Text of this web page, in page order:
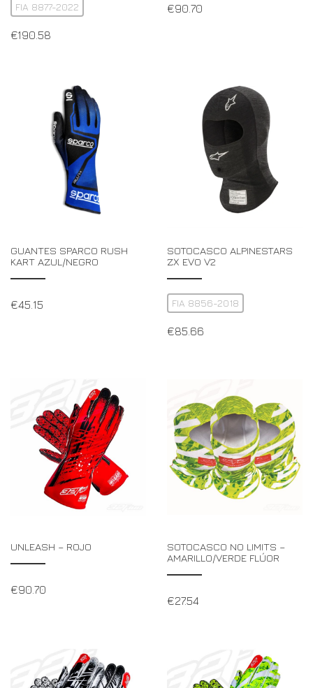
FIA 8877-2022
€190.58
€90.70
GUANTES SPARCO RUSH
KART AZUL/NEGRO
€45.15
SOTOCASCO ALPINESTARS
ZX EVO V2
FIA 8856-2018
€85.66
UNLEASH – ROJO
€90.70
SOTOCASCO NO LIMITS –
AMARILLO/VERDE FLÚOR
€27.54